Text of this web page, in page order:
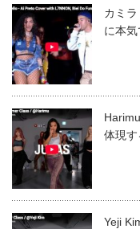
カミ
に本気
体現す
Yeji